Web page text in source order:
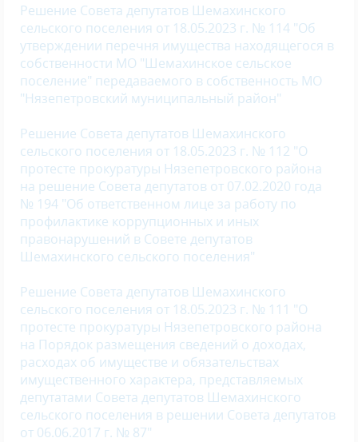
Решение Совета депутатов Шемахинского
сельского поселения от 18.05.2023 г. № 114 "Об
утверждении перечня имущества находящегося в
собственности МО "Шемахинское сельское
поселение" передаваемого в собственность МО
"Нязепетровский муниципальный район"
Решение Совета депутатов Шемахинского
сельского поселения от 18.05.2023 г. № 112 "О
протесте прокуратуры Нязепетровского района
на решение Совета депутатов от 07.02.2020 года
№ 194 "Об ответственном лице за работу по
профилактике коррупционных и иных
правонарушений в Совете депутатов
Шемахинского сельского поселения"
Решение Совета депутатов Шемахинского
сельского поселения от 18.05.2023 г. № 111 "О
протесте прокуратуры Нязепетровского района
на Порядок размещения сведений о доходах,
расходах об имуществе и обязательствах
имущественного характера, представляемых
депутатами Совета депутатов Шемахинского
сельского поселения в решении Совета депутатов
от 06.06.2017 г. № 87"